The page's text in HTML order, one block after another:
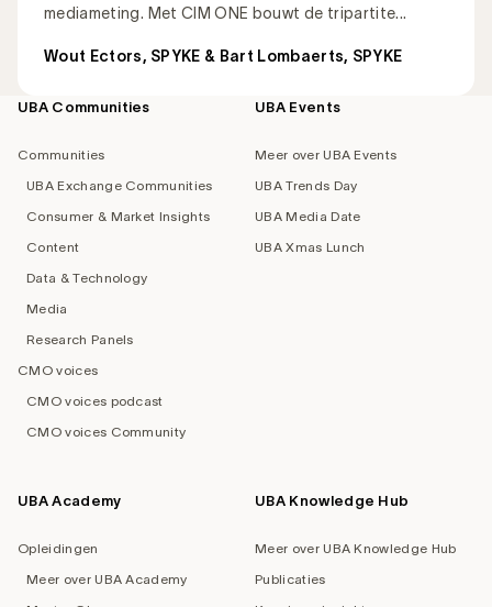
mediameting. Met CIM ONE bouwt de tripartite...
Wout Ectors, SPYKE & Bart Lombaerts, SPYKE
Footer
UBA Communities
Communities
UBA Exchange Communities
Consumer & Market Insights
Content
Data & Technology
Media
Research Panels
CMO voices
CMO voices podcast
CMO voices Community
UBA Events
Meer over UBA Events
UBA Trends Day
UBA Media Date
UBA Xmas Lunch
UBA Academy
Opleidingen
Meer over UBA Academy
UBA Knowledge Hub
Meer over UBA Knowledge Hub
Publicaties